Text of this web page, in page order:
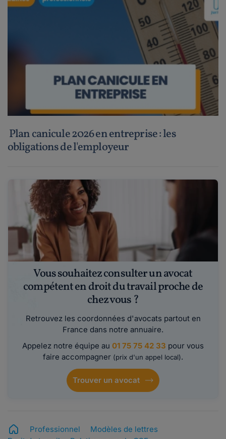
Plan canicule 2026 en entreprise : les
obligations de l'employeur
Vous souhaitez consulter un avocat
compétent en droit du travail proche de
chez vous ?
Retrouvez les coordonnées d'avocats partout en
France dans notre annuaire.
Appelez notre équipe au 01 75 75 42 33 pour vous
faire accompagner (prix d'un appel local).
Trouver un avocat
Professionnel
Modèles de lettres